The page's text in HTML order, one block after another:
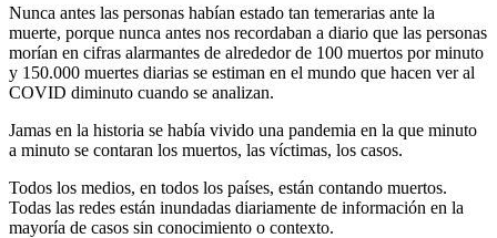
Nunca antes las personas habían estado tan temerarias ante la
muerte, porque nunca antes nos recordaban a diario que las personas
morían en cifras alarmantes de alrededor de 100 muertos por minuto
y 150.000 muertes diarias se estiman en el mundo que hacen ver al
COVID diminuto cuando se analizan.
Jamas en la historia se había vivido una pandemia en la que minuto
a minuto se contaran los muertos, las víctimas, los casos.
Todos los medios, en todos los países, están contando muertos.
Todas las redes están inundadas diariamente de información en la
mayoría de casos sin conocimiento o contexto.